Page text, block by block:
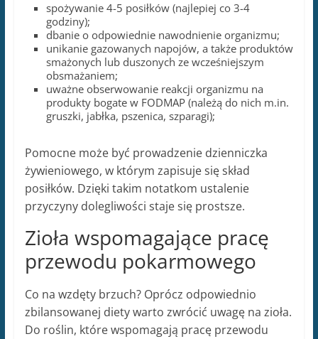
spożywanie 4-5 posiłków (najlepiej co 3-4
godziny);
dbanie o odpowiednie nawodnienie organizmu;
unikanie gazowanych napojów, a także produktów
smażonych lub duszonych ze wcześniejszym
obsmażaniem;
uważne obserwowanie reakcji organizmu na
produkty bogate w FODMAP (należą do nich m.in.
gruszki, jabłka, pszenica, szparagi);
Pomocne może być prowadzenie dzienniczka
żywieniowego, w którym zapisuje się skład
posiłków. Dzięki takim notatkom ustalenie
przyczyny dolegliwości staje się prostsze.
Zioła wspomagające pracę
przewodu pokarmowego
Co na wzdęty brzuch? Oprócz odpowiednio
zbilansowanej diety warto zwrócić uwagę na zioła.
Do roślin, które wspomagają pracę przewodu